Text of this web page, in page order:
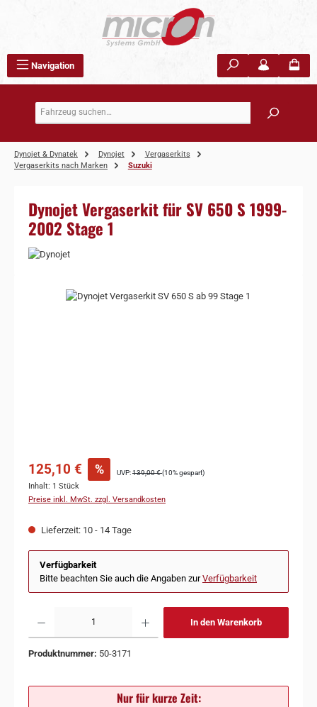
Navigation
Dynojet & Dynatek Dynojet
Vergaserkits
Vergaserkits nach Marken
Suzuki
Dynojet Vergaserkit für SV 650 S 1999-
2002 Stage 1
Bildergalerie überspringen
125,10 € % UVP:139,00 €(10% gespart)
Inhalt: 1 Stück
Preise inkl. MwSt. zzgl. Versandkosten
Lieferzeit: 10 - 14 Tage
Verfügbarkeit
Bitte beachten Sie auch die Angaben zurVerfügbarkeit
In den Warenkorb
Produktnummer: 50-3171
Nur für kurze Zeit: